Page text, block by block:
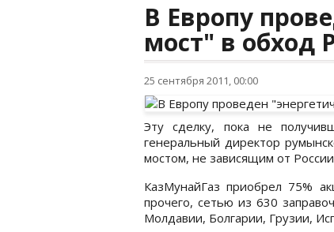
В Европу
мост" в обход
25 сентября 2011, 00:00
Эту сделку, пока не
генеральный директор
мостом, не зависящим от
КазМунайГаз приобрел 75%
прочего, сетью из 630
Молдавии, Болгарии, Грузии,